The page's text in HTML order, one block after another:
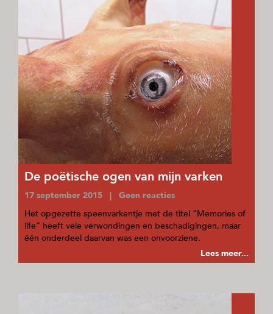
De poëtische ogen van mijn varken
17 september 2015 | Geen reacties
Het opgezette speenvarkentje met de titel “Memories of
life” heeft vele verwondingen en beschadigingen, maar
één onderdeel daarvan was een onvoorziene.
Lees meer...